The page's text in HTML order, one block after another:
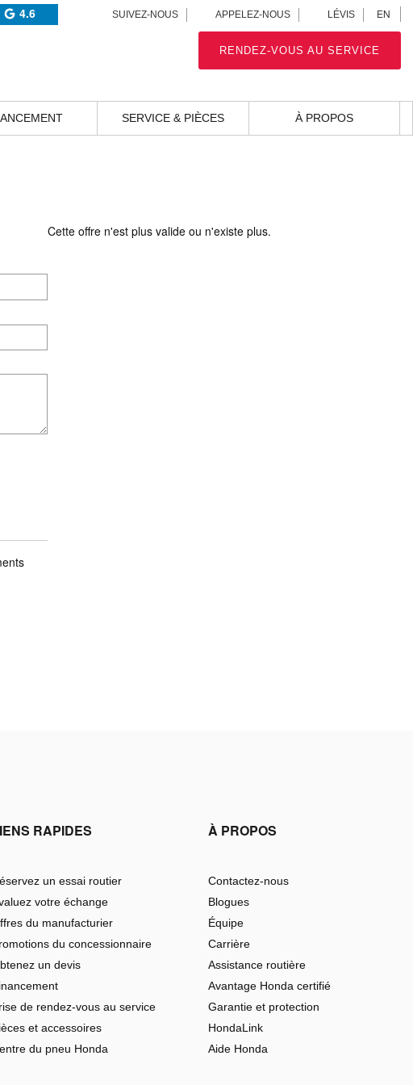
4.6 SUIVEZ-NOUS APPELEZ-NOUS LÉVIS EN
RENDEZ-VOUS AU SERVICE
SERVICE & PIÈCES À PROPOS
Cette offre n'est plus valide ou n'existe plus.
RAPIDES
un essai routier
votre échange
du manufacturier
du concessionnaire
un devis
de rendez-vous au service
et accessoires
du pneu Honda
À PROPOS
Contactez-nous
Blogues
Équipe
Carrière
Assistance routière
Avantage Honda certifié
Garantie et protection
HondaLink
Aide Honda